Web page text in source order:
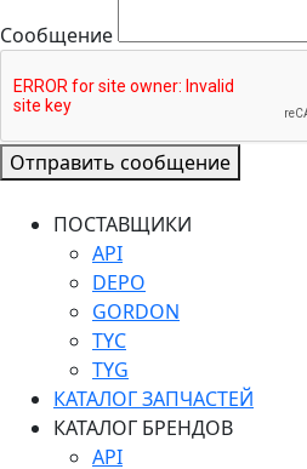
Сообщение
Отправить сообщение
ПОСТАВЩИКИ
API
DEPO
GORDON
TYC
TYG
КАТАЛОГ ЗАПЧАСТЕЙ
КАТАЛОГ БРЕНДОВ
API